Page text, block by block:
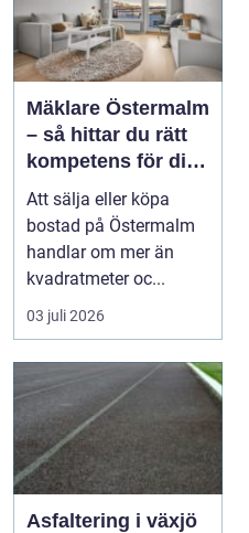
Mäklare Östermalm
– så hittar du rätt
kompetens för din
bostadsaffär
Att sälja eller köpa
bostad på Östermalm
handlar om mer än
kvadratmeter oc...
03 juli 2026
Asfaltering i växjö